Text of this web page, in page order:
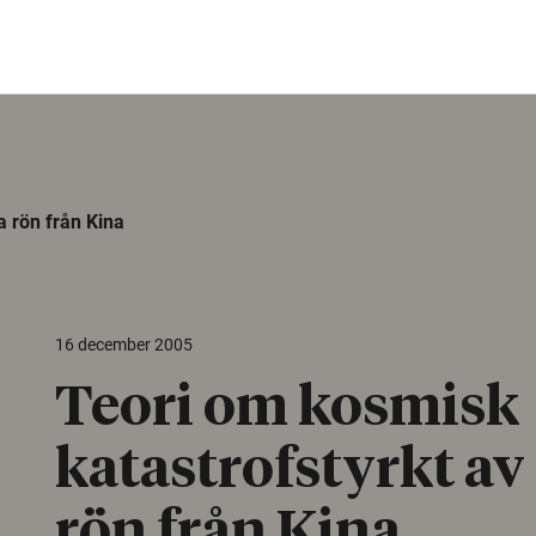
rön från Kina
16 december 2005
Teori om kosmisk
katastrofstyrkt av